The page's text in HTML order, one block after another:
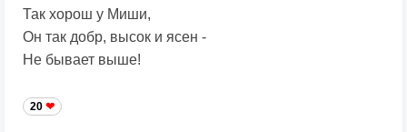
Так хорош у Миши,
Он так добр, высок и ясен -
Не бывает выше!
20